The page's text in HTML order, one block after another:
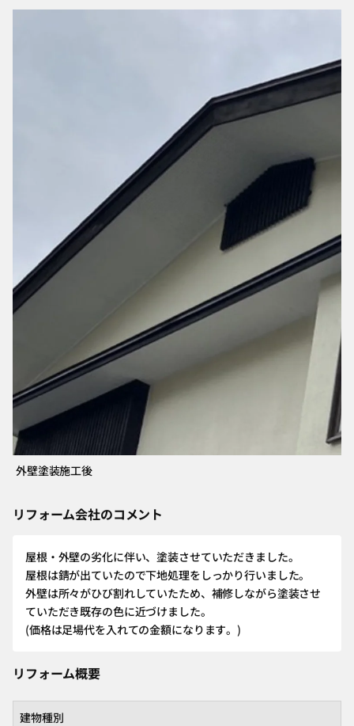
外壁塗装施工後
リフォーム会社のコメント
屋根・外壁の劣化に伴い、塗装させていただきました。
屋根は錆が出ていたので下地処理をしっかり行いました。
外壁は所々がひび割れしていたため、補修しながら塗装させ
ていただき既存の色に近づけました。
(価格は足場代を入れての金額になります。)
リフォーム概要
建物種別